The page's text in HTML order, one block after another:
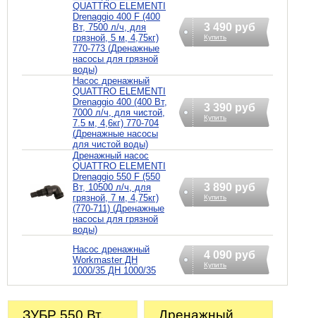
QUATTRO ELEMENTI
Drenaggio 400 F (400
Вт, 7500 л/ч, для
грязной, 5 м, 4,75кг)
770-773 (Дренажные
насосы для грязной
воды)
3 490 руб
Купить
Насос дренажный
QUATTRO ELEMENTI
Drenaggio 400 (400 Вт,
7000 л/ч, для чистой,
7.5 м, 4,6кг) 770-704
(Дренажные насосы
для чистой воды)
3 390 руб
Купить
Дренажный насос
QUATTRO ELEMENTI
Drenaggio 550 F (550
Вт, 10500 л/ч, для
грязной, 7 м, 4,75кг)
(770-711) (Дренажные
насосы для грязной
воды)
3 890 руб
Купить
Насос дренажный
Workmaster ДН
1000/35 ДН 1000/35
4 090 руб
Купить
ЗУБР 550 Вт,
Дренажный